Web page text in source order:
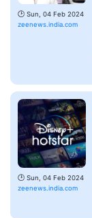
🕑 Sun, 04 Feb 2024
zeenews.india.com
🕑 Sun, 04 Feb 2024
zeenews.india.com